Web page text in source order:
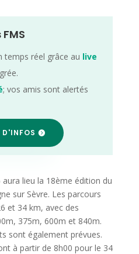
temps réel grâce au live
; vos amis sont alertés
D'INFOS
lieu la 18ème édition du
sur Sèvre. Les parcours
et 34 km, avec des
375m, 600m et 840m.
sont également prévues.
à partir de 8h00 pour le 34